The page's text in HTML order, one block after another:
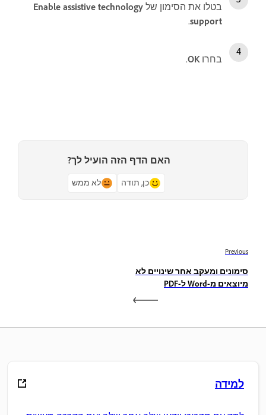
בטלו את הסימון של Enable assistive technology
support
.
בחרוOK
.
האם הדף הזה הועיל לך?
כן, תודה לא ממש
Previous
סימונים ומעקב אחר שינויים לא
מיוצאים מ-Word ל-PDF
למידה